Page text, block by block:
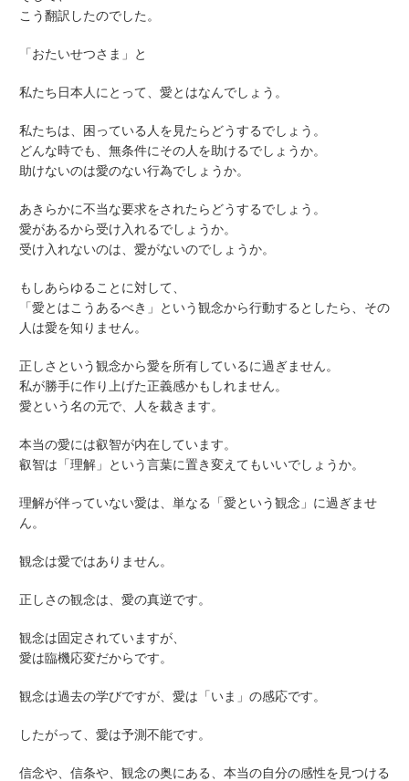
こう翻訳したのでした。
「おたいせつさま」と
私たち日本人にとって、愛とはなんでしょう。
私たちは、困っている人を見たらどうするでしょう。
どんな時でも、無条件にその人を助けるでしょうか。
助けないのは愛のない行為でしょうか。
あきらかに不当な要求をされたらどうするでしょう。
愛があるから受け入れるでしょうか。
受け入れないのは、愛がないのでしょうか。
もしあらゆることに対して、
「愛とはこうあるべき」という観念から行動するとしたら、その
人は愛を知りません。
正しさという観念から愛を所有しているに過ぎません。
私が勝手に作り上げた正義感かもしれません。
愛という名の元で、人を裁きます。
本当の愛には叡智が内在しています。
叡智は「理解」という言葉に置き変えてもいいでしょうか。
理解が伴っていない愛は、単なる「愛という観念」に過ぎませ
ん。
観念は愛ではありません。
正しさの観念は、愛の真逆です。
観念は固定されていますが、
愛は臨機応変だからです。
観念は過去の学びですが、愛は「いま」の感応です。
したがって、愛は予測不能です。
信念や、信条や、観念の奥にある、本当の自分の感性を見つける